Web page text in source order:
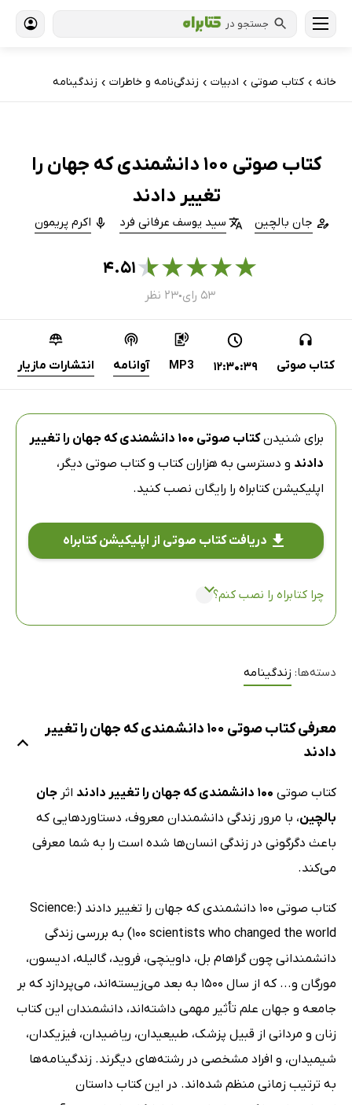
جستجو در
خانه › کتاب‌ صوتی › ادبیات › زندگی‌نامه و خاطرات › زندگینامه
کتاب صوتی 100 دانشمندی که جهان را
تغییر دادند
جان بالچین سید یوسف عرفانی فرد اکرم پریمون
★
★
★
★
★۴.۵۱
۵۳ رای ●۲۳ نظر
کتاب صوتی 12:30:39
MP3 آوانامه انتشارات مازیار
برای شنیدن
کتاب صوتی 100 دانشمندی که جهان را تغییر
دادند و دسترسی به هزاران کتاب و کتاب صوتی دیگر،
اپلیکیشن کتابراه را رایگان نصب کنید.
دریافت کتاب صوتی از اپلیکیشن کتابراه
چرا کتابراه را نصب کنم؟
دسته‌ها: زندگینامه
معرفی کتاب صوتی 100 دانشمندی که جهان را تغییر
دادند
کتاب صوتی 100 دانشمندی که جهان را تغییر دادند اثر جان
بالچین، با مرور زندگی دانشمندان معروف، دستاوردهایی که
باعث دگرگونی در زندگی انسان‌ها شده است را به شما معرفی
می‌کند.
کتاب صوتی 100 دانشمندی که جهان را تغییر دادند (Science:
100 scientists who changed the world) به بررسی زندگی
دانشمندانی چون گراهام بل، داوینچی، فروید، گالیله، ادیسون،
مورگان و... که از سال 1500 به بعد می‌زیسته‌اند، می‌پردازد که بر
جامعه و جهان علم تأثیر مهمی داشته‌اند، دانشمندان این کتاب
زنان و مردانی از قبیل پزشک، طبیعیدان، ریاضیدان، فیزیکدان،
شیمیدان، و افراد مشخصی در رشته‌‌‌های دیگرند. زندگینامه‌‌ها
به ترتیب زمانی منظم شده‌‌اند. در این کتاب داستان